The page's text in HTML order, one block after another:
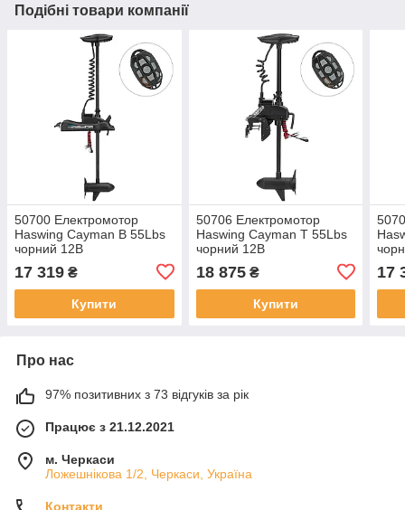
Подібні товари компанії
50700 Електромотор
Haswing Cayman B 55Lbs
чорний 12В
17 319 ₴
Купити
50706 Електромотор
Haswing Cayman T 55Lbs
чорний 12В
18 875₴
Купити
17
Про нас
97% позитивних з 73 відгуків за рік
Працює з 21.12.2021
м. Черкаси
Ложешнікова 1/2, Черкаси, Україна
Контакти